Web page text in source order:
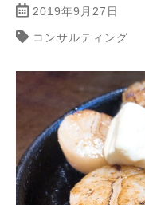
2019年9月27日
コンサルティング